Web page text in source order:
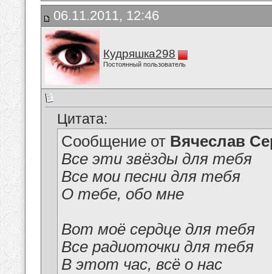
06.11.2011, 12:46
Кудряшка298
Постоянный пользователь
Цитата:
Сообщение от Вячеслав
Все эти звёзды для тебя
Все мои песни для тебя
О тебе, обо мне
Вот моё сердце для тебя
Все радиоточки для тебя
В этот час, всё о нас